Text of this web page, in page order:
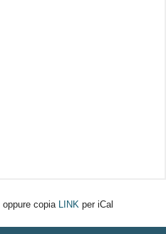
oppure copia LINK per iCal